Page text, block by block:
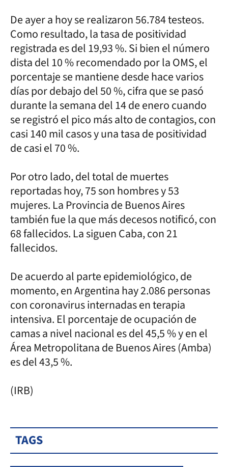
De ayer a hoy se realizaron 56.784 testeos.
Como resultado, la tasa de positividad
registrada es del 19,93 %. Si bien el número
dista del 10 % recomendado por la OMS, el
porcentaje se mantiene desde hace varios
días por debajo del 50 %, cifra que se pasó
durante la semana del 14 de enero cuando
se registró el pico más alto de contagios, con
casi 140 mil casos y una tasa de positividad
de casi el 70 %.
Por otro lado, del total de muertes
reportadas hoy, 75 son hombres y 53
mujeres. La Provincia de Buenos Aires
también fue la que más decesos notificó, con
68 fallecidos. La siguen Caba, con 21
fallecidos.
De acuerdo al parte epidemiológico, de
momento, en Argentina hay 2.086 personas
con coronavirus internadas en terapia
intensiva. El porcentaje de ocupación de
camas a nivel nacional es del 45,5 % y en el
Área Metropolitana de Buenos Aires (Amba)
es del 43,5 %.
(IRB)
TAGS